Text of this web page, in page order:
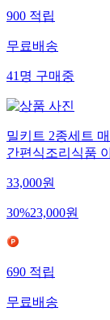
900 적립
무료배송
41 명 구매중
밀키트 2종세트
간편식조리식품
33,000원
30%23,000원
690 적립
무료배송